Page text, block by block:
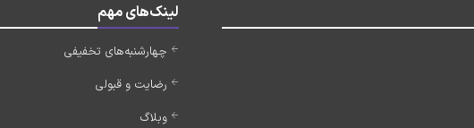
لینک‌های مهم
چهارشنبه‌های تخفیفی
رضایت و قبولی
وبلاگ